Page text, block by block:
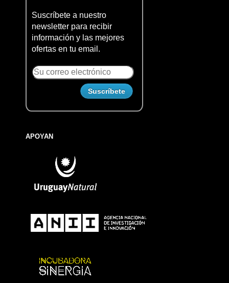
Suscríbete a nuestro
newsletter para recibir
información y las mejores
ofertas en tu email.
APOYAN